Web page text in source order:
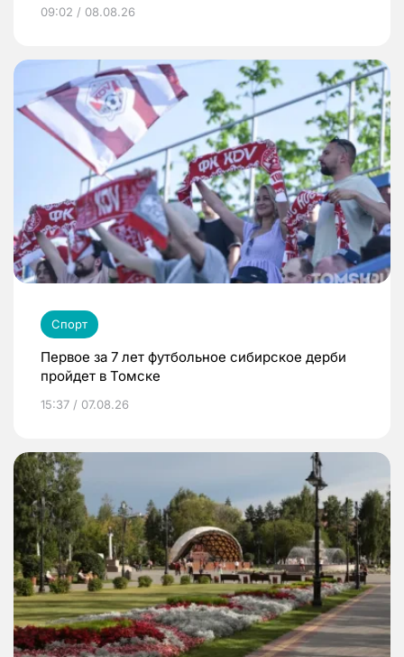
09:02 / 08.08.26
Спорт
Первое за 7 лет футбольное сибирское дерби
пройдет в Томске
15:37 / 07.08.26